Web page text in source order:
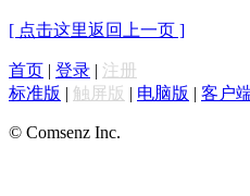
[ 点击这里返回上一页 ]
首页 | 登录 | 注册
标准版 | 触屏版 | 电脑版 | 客户
© Comsenz Inc.